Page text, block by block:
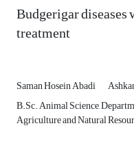
Budgerigar
treatment
Saman Hosein Abadi
B.Sc. Animal Science,
Agriculture and Natural